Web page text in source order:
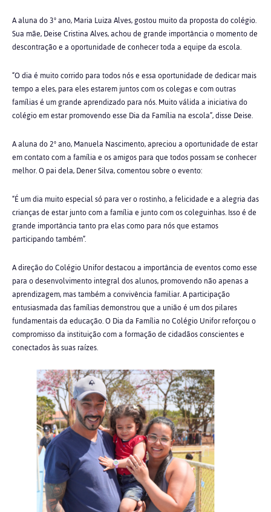
A aluna do 3º ano, Maria Luiza Alves, gostou muito da proposta do colégio.
Sua mãe, Deise Cristina Alves, achou de grande importância o momento de
descontração e a oportunidade de conhecer toda a equipe da escola.
“O dia é muito corrido para todos nós e essa oportunidade de dedicar mais
tempo a eles, para eles estarem juntos com os colegas e com outras
famílias é um grande aprendizado para nós. Muito válida a iniciativa do
colégio em estar promovendo esse Dia da Família na escola”, disse Deise.
A aluna do 2º ano, Manuela Nascimento, apreciou a oportunidade de estar
em contato com a família e os amigos para que todos possam se conhecer
melhor. O pai dela, Dener Silva, comentou sobre o evento:
“É um dia muito especial só para ver o rostinho, a felicidade e a alegria das
crianças de estar junto com a família e junto com os coleguinhas. Isso é de
grande importância tanto pra elas como para nós que estamos
participando também”.
A direção do Colégio Unifor destacou a importância de eventos como esse
para o desenvolvimento integral dos alunos, promovendo não apenas a
aprendizagem, mas também a convivência familiar. A participação
entusiasmada das famílias demonstrou que a união é um dos pilares
fundamentais da educação. O Dia da Família no Colégio Unifor reforçou o
compromisso da instituição com a formação de cidadãos conscientes e
conectados às suas raízes.